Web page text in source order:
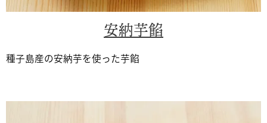
安納芋餡
種子島産の安納芋を使った芋餡